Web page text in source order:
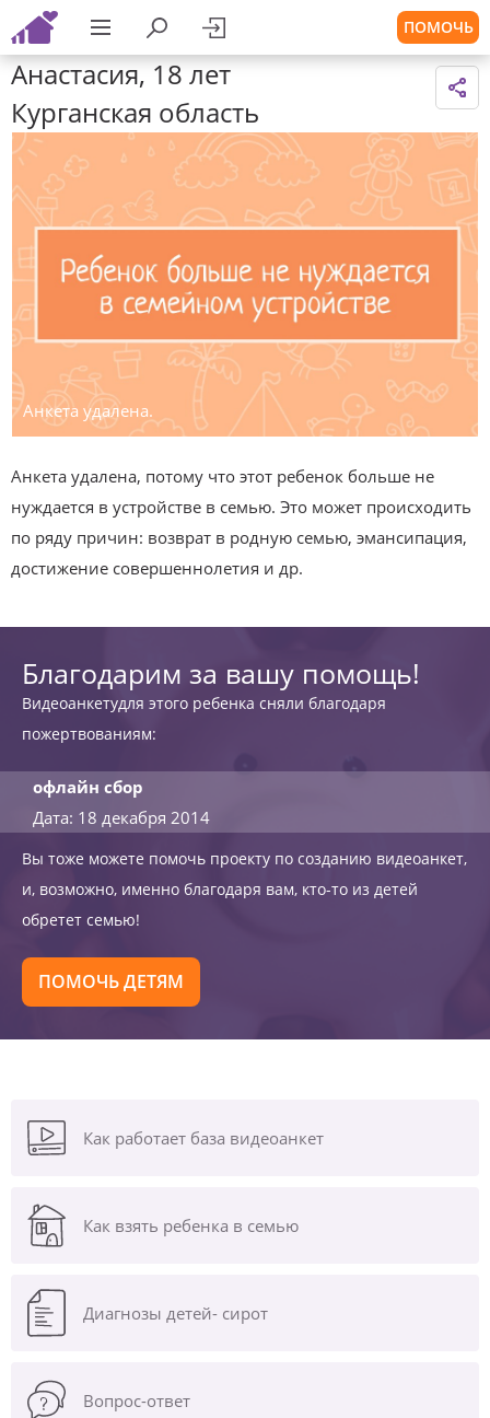
ПОМОЧЬ
Анастасия, 18 лет
Курганская область
Анкета удалена.
Анкета удалена, потому что этот ребенок больше не
нуждается в устройстве в семью. Это может происходить
по ряду причин: возврат в родную семью, эмансипация,
достижение совершеннолетия и др.
Благодарим за вашу помощь!
Видеоанкетудля этого ребенка сняли благодаря
пожертвованиям:
офлайн сбор
Дата: 18 декабря 2014
Вы тоже можете помочь проекту по созданию видеоанкет,
и, возможно, именно благодаря вам, кто-то из детей
обретет семью!
ПОМОЧЬ ДЕТЯМ
Как работает база видеоанкет
Как взять ребенка в семью
Диагнозы детей- сирот
Вопрос-ответ